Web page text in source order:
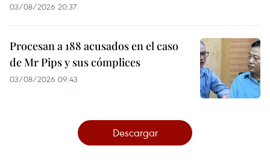
03/08/2026 20:37
Procesan a 188 acusados en el caso
de Mr Pips y sus cómplices
03/08/2026 09:43
Descargar